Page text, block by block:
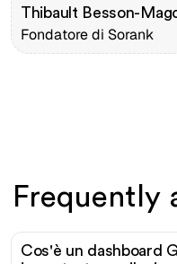
Thibault Besson-
Fondatore di Sorank
Frequently
Cos'è un dashboard